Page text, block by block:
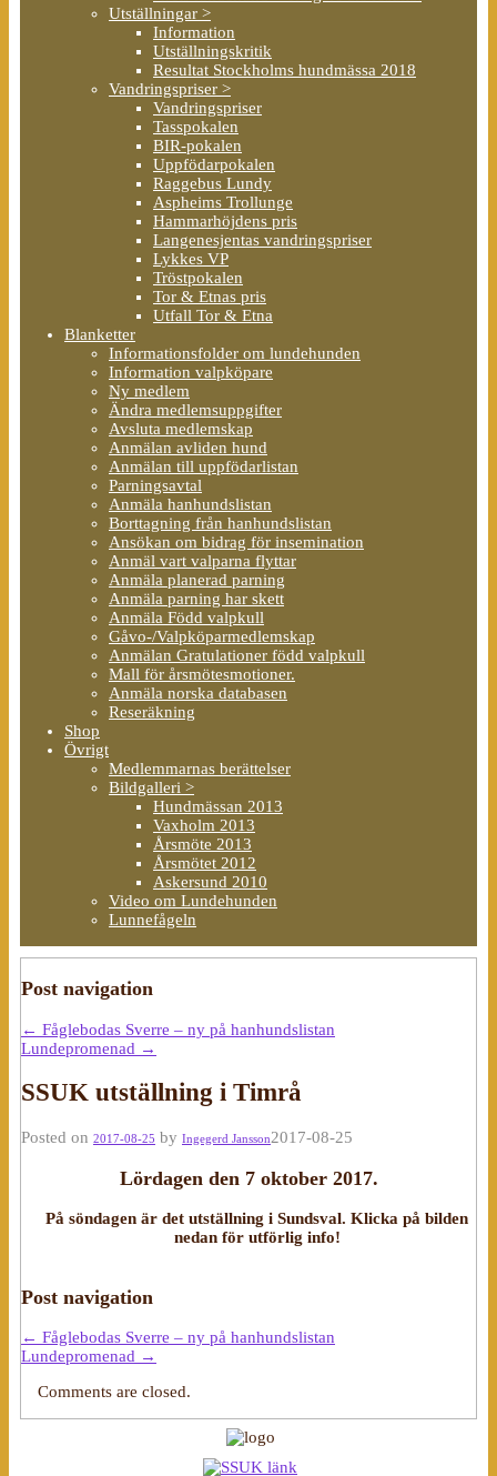
Utställningar >
Information
Utställningskritik
Resultat Stockholms hundmässa 2018
Vandringspriser >
Vandringspriser
Tasspokalen
BIR-pokalen
Uppfödarpokalen
Raggebus Lundy
Aspheims Trollunge
Hammarhöjdens pris
Langenesjentas vandringspriser
Lykkes VP
Tröstpokalen
Tor & Etnas pris
Utfall Tor & Etna
Blanketter
Informationsfolder om lundehunden
Information valpköpare
Ny medlem
Ändra medlemsuppgifter
Avsluta medlemskap
Anmälan avliden hund
Anmälan till uppfödarlistan
Parningsavtal
Anmäla hanhundslistan
Borttagning från hanhundslistan
Ansökan om bidrag för insemination
Anmäl vart valparna flyttar
Anmäla planerad parning
Anmäla parning har skett
Anmäla Född valpkull
Gåvo-/Valpköparmedlemskap
Anmälan Gratulationer född valpkull
Mall för årsmötesmotioner.
Anmäla norska databasen
Reseräkning
Shop
Övrigt
Medlemmarnas berättelser
Bildgalleri >
Hundmässan 2013
Vaxholm 2013
Årsmöte 2013
Årsmötet 2012
Askersund 2010
Video om Lundehunden
Lunnefågeln
Post navigation
← Fåglebodas Sverre – ny på hanhundslistan
Lundepromenad →
SSUK utställning i Timrå
Posted on 2017-08-25 by Ingegerd Jansson2017-08-25
Lördagen den 7 oktober 2017.
På söndagen är det utställning i Sundsval. Klicka på bilden
nedan för utförlig info!
Post navigation
← Fåglebodas Sverre – ny på hanhundslistan
Lundepromenad →
Comments are closed.